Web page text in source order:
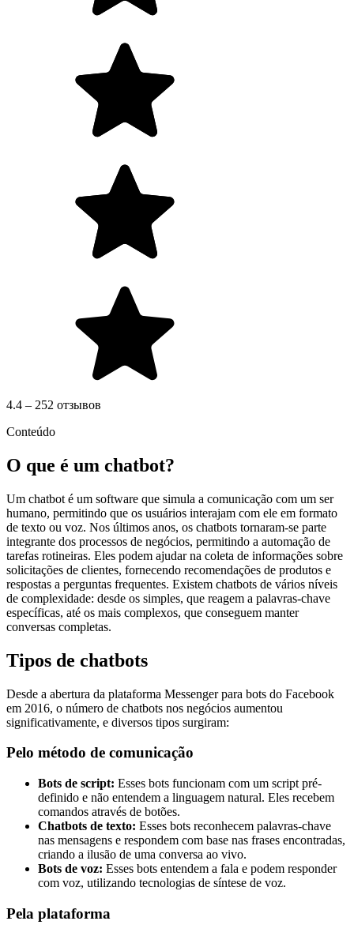
4.4 – 252 отзывов
Conteúdo
O que é um chatbot?
Um chatbot é um software que simula a comunicação com um ser
humano, permitindo que os usuários interajam com ele em formato
de texto ou voz. Nos últimos anos, os chatbots tornaram-se parte
integrante dos processos de negócios, permitindo a automação de
tarefas rotineiras. Eles podem ajudar na coleta de informações sobre
solicitações de clientes, fornecendo recomendações de produtos e
respostas a perguntas frequentes. Existem chatbots de vários níveis
de complexidade: desde os simples, que reagem a palavras-chave
específicas, até os mais complexos, que conseguem manter
conversas completas.
Tipos de chatbots
Desde a abertura da plataforma Messenger para bots do Facebook
em 2016, o número de chatbots nos negócios aumentou
significativamente, e diversos tipos surgiram:
Pelo método de comunicação
Bots de script: Esses bots funcionam com um script pré-
definido e não entendem a linguagem natural. Eles recebem
comandos através de botões.
Chatbots de texto: Esses bots reconhecem palavras-chave
nas mensagens e respondem com base nas frases encontradas,
criando a ilusão de uma conversa ao vivo.
Bots de voz: Esses bots entendem a fala e podem responder
com voz, utilizando tecnologias de síntese de voz.
Pela plataforma